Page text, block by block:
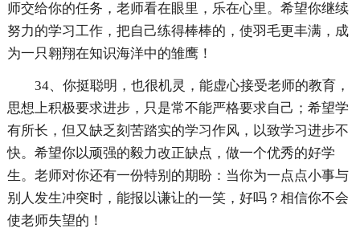
师交给你的任务，老师看在眼里，乐在心里。希望你继续
努力的学习工作，把自己练得棒棒的，使羽毛更丰满，成
为一只翱翔在知识海洋中的雏鹰！
34、你挺聪明，也很机灵，能虚心接受老师的教育，
思想上积极要求进步，只是常不能严格要求自己；希望学
有所长，但又缺乏刻苦踏实的学习作风，以致学习进步不
快。希望你以顽强的毅力改正缺点，做一个优秀的好学
生。老师对你还有一份特别的期盼：当你为一点点小事与
别人发生冲突时，能报以谦让的一笑，好吗？相信你不会
使老师失望的！